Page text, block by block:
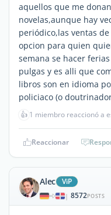
aquellos que me
novelas,aunque hay
periódico,las ventas
opcion para quien
semana se hacer
pulgas y es alli que
libros son en idioma
policiaco (o
👍 1 miembro reaccionó a
Reaccionar
Alec ViP
| 8572POSTS